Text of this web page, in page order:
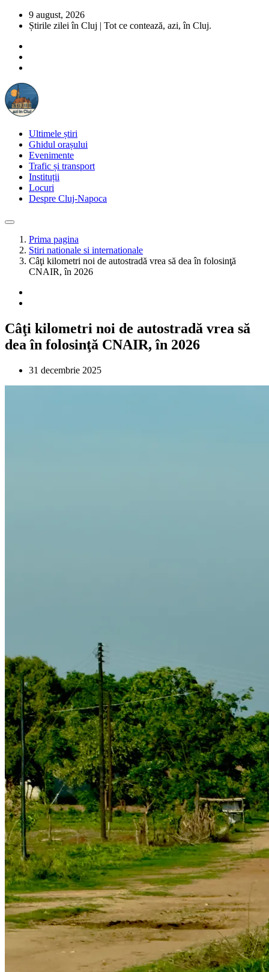
9 august, 2026
Știrile zilei în Cluj | Tot ce contează, azi, în Cluj.
Ultimele știri
Ghidul orașului
Evenimente
Trafic și transport
Instituții
Locuri
Despre Cluj-Napoca
Prima pagina
Stiri nationale si internationale
Câţi kilometri noi de autostradă vrea să dea în folosinţă
CNAIR, în 2026
Câţi kilometri noi de autostradă vrea să
dea în folosinţă CNAIR, în 2026
31 decembrie 2025